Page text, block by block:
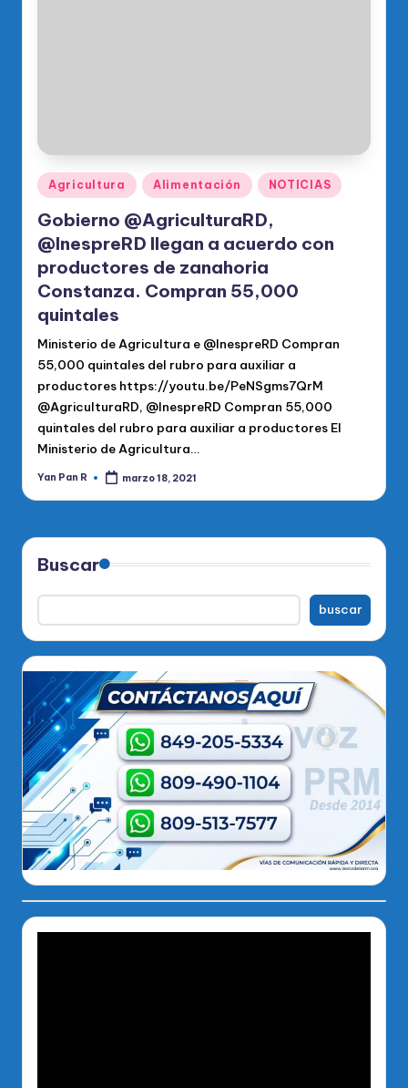
fi
ci
al
d
el
P
R
M
Publicado
en
Agricultura Alimentación NOTICIAS
Gobierno @AgriculturaRD,
@InespreRD llegan a acuerdo con
productores de zanahoria
Constanza. Compran 55,000
quintales
Ministerio de Agricultura e @InespreRD Compran
55,000 quintales del rubro para auxiliar a
productores https://youtu.be/PeNSgms7QrM
@AgriculturaRD, @InespreRD Compran 55,000
quintales del rubro para auxiliar a productores El
Ministerio de Agricultura…
Publicado
Yan Pan R marzo 18, 2021
Buscar
buscar